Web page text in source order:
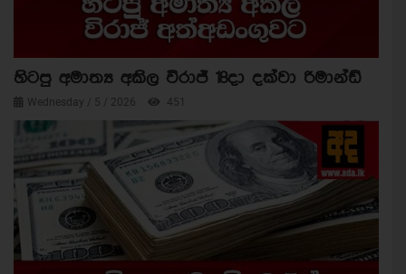
හිටපු අමාත්‍ය අකිල විරාජ් 18දා දක්වා රිමාන්ඩ්
Wednesday / 5 / 2026 451